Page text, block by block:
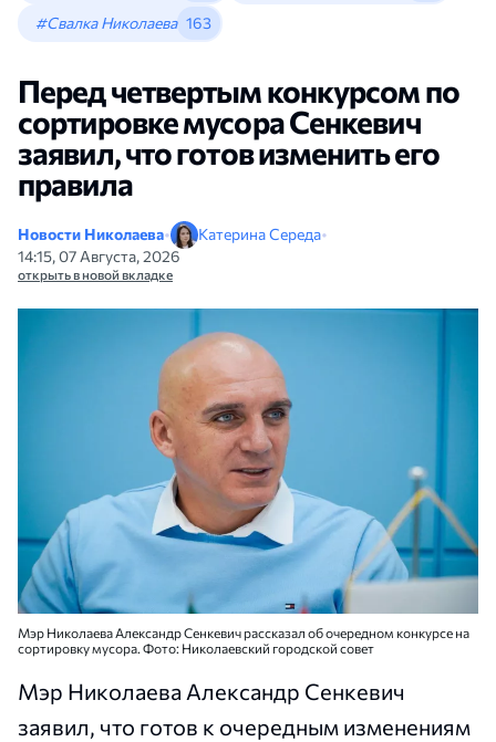
#Свалка Николаева 163
Перед четвертым конкурсом по
сортировке мусора Сенкевич
заявил, что готов изменить его
правила
Новости Николаева• Катерина Середа•
14:15, 07 Августа, 2026
открыть в новой вкладке
Мэр Николаева Александр Сенкевич рассказал об очередном конкурсе на
сортировку мусора. Фото: Николаевский городской совет
Мэр Николаева Александр Сенкевич
заявил, что готов к очередным изменениям